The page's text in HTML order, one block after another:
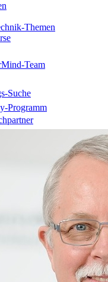
Themen
Team
Suche
Programm